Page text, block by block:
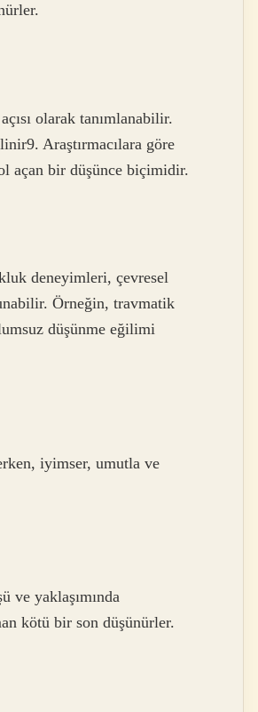
olarak tanımlanabilir.
Araştırmacılara göre
açan bir düşünce biçimidir.
deneyimleri, çevresel
Örneğin, travmatik
düşünme eğilimi
iyimser, umutla ve
ve yaklaşımında
kötü bir son düşünürler.